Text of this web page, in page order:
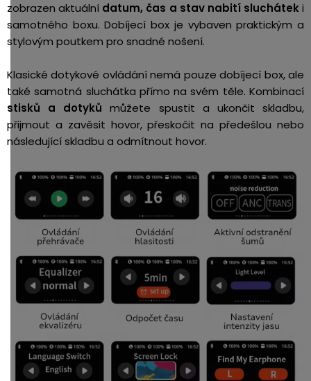
zobrazen aktuální datum, čas a stav nabití slucháteki
samotného boxu. Dobíjecí box je vybaven praktickým a
stylovým poutkem pro snadné nošení.
Klasické dotykové ovládání nemá pouze dobíjecí box, ale
také samotná sluchátka přímo na svém těle. Kombinací
stisků a dotyků můžete spustit a ukončit skladbu,
přijmout a zavěsit hovor, přeskočit na předešlou nebo
následující skladbu a odmítnout hovor.